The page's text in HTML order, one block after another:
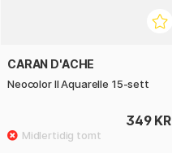
CARAN D'ACHE
Neocolor II Aquarelle 15-sett
349 KR